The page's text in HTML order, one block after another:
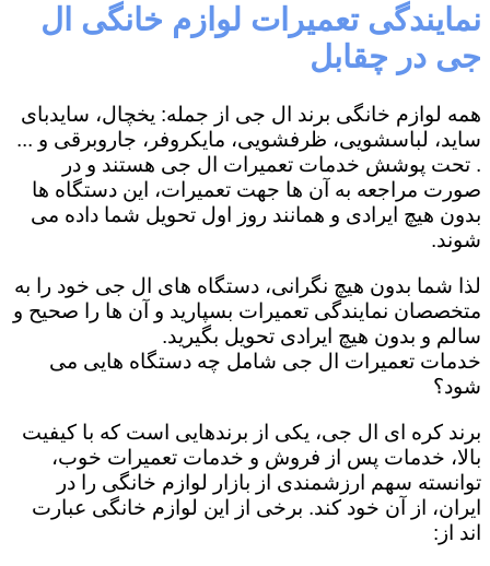
نمایندگی تعمیرات لوازم خانگی ال
جی در چقابل
همه لوازم خانگی برند ال جی از جمله: یخچال، سایدبای
ساید، لباسشویی، ظرفشویی، مایکروفر، جاروبرقی و ...
. تحت پوشش خدمات تعمیرات ال جی هستند و در
صورت مراجعه به آن ها جهت تعمیرات، این دستگاه ها
بدون هیچ ایرادی و همانند روز اول تحویل شما داده می
شوند.
لذا شما بدون هیچ نگرانی، دستگاه های ال جی خود را به
متخصصان نمایندگی تعمیرات بسپارید و آن ها را صحیح و
سالم و بدون هیچ ایرادی تحویل بگیرید.
خدمات تعمیرات ال جی شامل چه دستگاه هایی می
شود؟
برند کره ای ال جی، یکی از برندهایی است که با کیفیت
بالا، خدمات پس از فروش و خدمات تعمیرات خوب،
توانسته سهم ارزشمندی از بازار لوازم خانگی را در
ایران، از آن خود کند. برخی از این لوازم خانگی عبارت
اند از: